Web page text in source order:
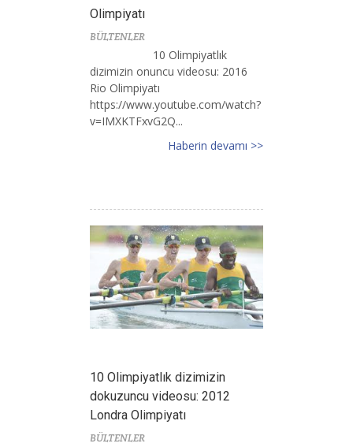
Olimpiyatı
BÜLTENLER
10 Olimpiyatlık
dizimizin onuncu videosu: 2016
Rio Olimpiyatı
https://www.youtube.com/watch?
v=IMXKTFxvG2Q...
Haberin devamı >>
10 Olimpiyatlık dizimizin
dokuzuncu videosu: 2012
Londra Olimpiyatı
BÜLTENLER